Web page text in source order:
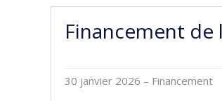
Financement de
30 janvier 2026 – Financement